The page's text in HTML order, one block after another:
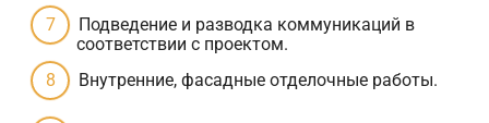
Подведение и разводка коммуникаций в
соответствии с проектом.
Внутренние, фасадные отделочные работы.